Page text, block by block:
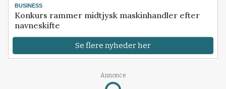
BUSINESS
Konkurs rammer midtjysk maskinhandler efter
navneskifte
Se flere nyheder her
Annonce